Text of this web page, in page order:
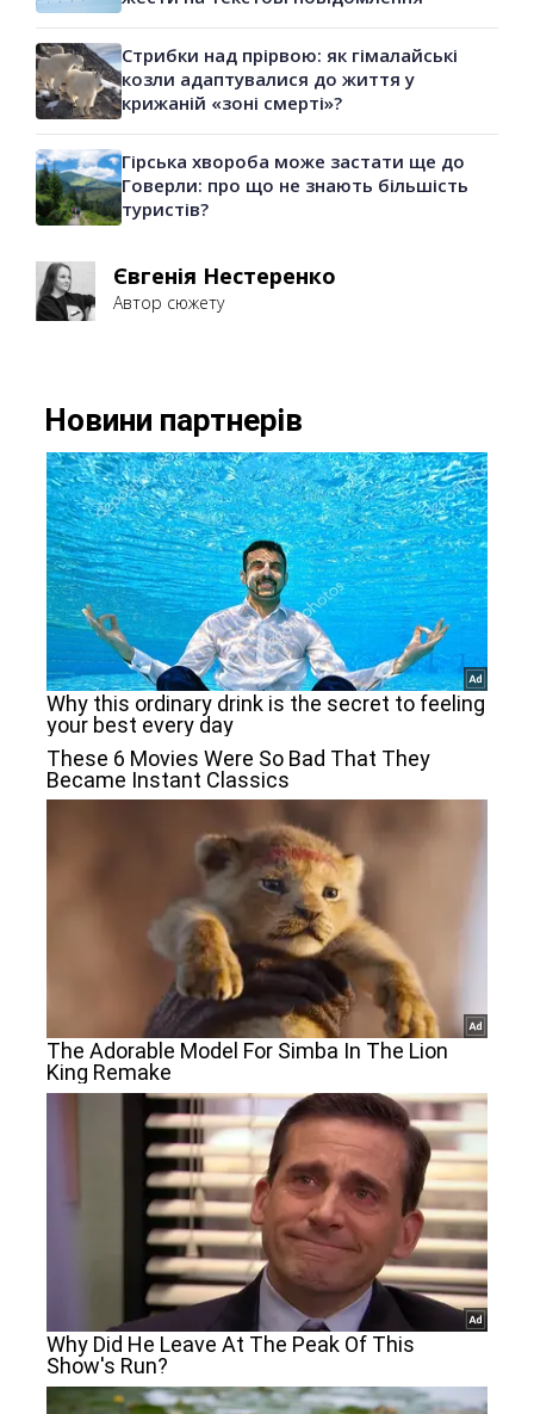
Стрибки над прірвою: як гімалайські
козли адаптувалися до життя у
крижаній «зоні смерті»?
Гірська хвороба може застати ще до
Говерли: про що не знають більшість
туристів?
Євгенія Нестеренко
Автор сюжету